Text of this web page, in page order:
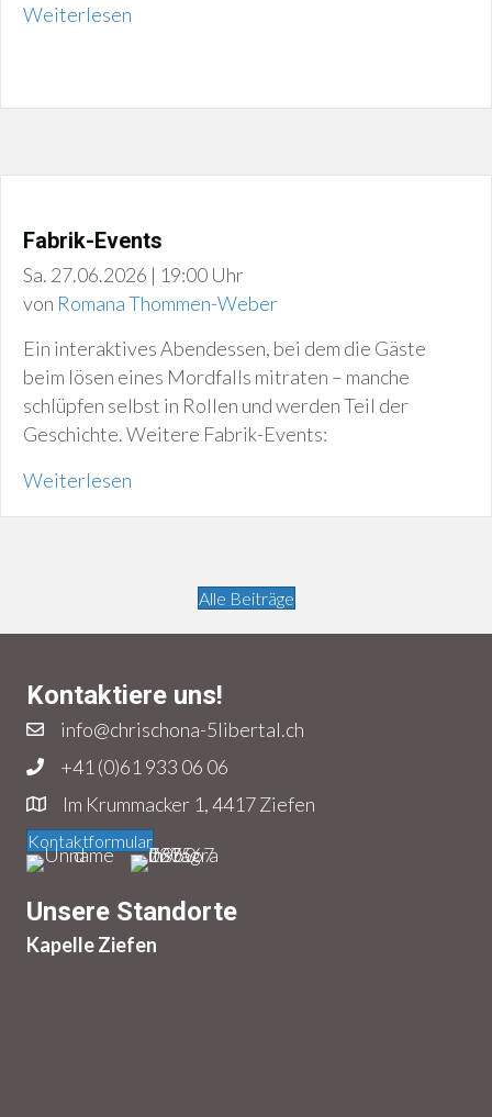
Weiterlesen
Fabrik-Events
Sa. 27.06.2026 | 19:00 Uhr
von Romana Thommen-Weber
Ein interaktives Abendessen, bei dem die Gäste
beim lösen eines Mordfalls mitraten – manche
schlüpfen selbst in Rollen und werden Teil der
Geschichte. Weitere Fabrik-Events:
Weiterlesen
Alle Beiträge
Kontaktiere uns!
info@chrischona-5libertal.ch
+41 (0)61 933 06 06
Im Krummacker 1, 4417 Ziefen
Kontaktformular
Unsere Standorte
Kapelle Ziefen